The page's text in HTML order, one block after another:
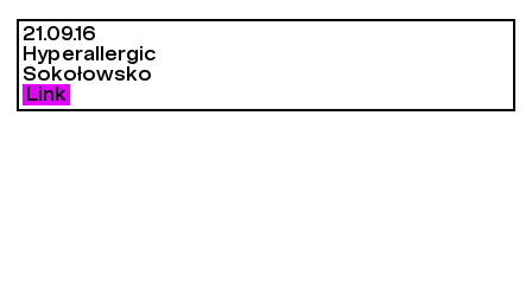
21.09.16
Hyperallergic
Sokołowsko
Link